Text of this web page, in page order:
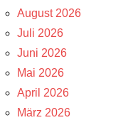
August 2026
Juli 2026
Juni 2026
Mai 2026
April 2026
März 2026